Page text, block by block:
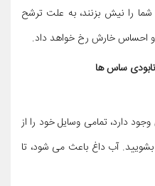
را نیش بزنند، به علت ترشح
احساس خارش رخ خواهد داد.
ساس ها
دارد، تمامی وسایل خود را از
بشویید. آب داغ باعث می شود، تا